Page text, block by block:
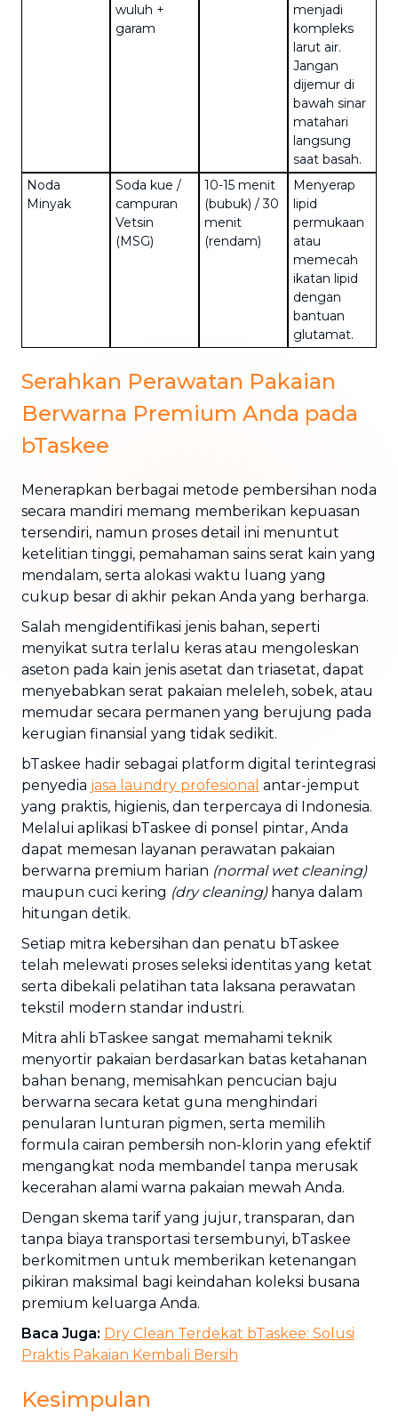
wuluh +
garam
menjadi
kompleks
larut air.
Jangan
dijemur di
bawah sinar
matahari
langsung
saat basah.
Noda
Minyak
Soda kue /
campuran
Vetsin
(MSG)
10-15 menit
(bubuk) / 30
menit
(rendam)
Menyerap
lipid
permukaan
atau
memecah
ikatan lipid
dengan
bantuan
glutamat.
Serahkan Perawatan Pakaian
Berwarna Premium Anda pada
bTaskee
Menerapkan berbagai metode pembersihan noda
secara mandiri memang memberikan kepuasan
tersendiri, namun proses detail ini menuntut
ketelitian tinggi, pemahaman sains serat kain yang
mendalam, serta alokasi waktu luang yang
cukup besar di akhir pekan Anda yang berharga.
Salah mengidentifikasi jenis bahan, seperti
menyikat sutra terlalu keras atau mengoleskan
aseton pada kain jenis asetat dan triasetat, dapat
menyebabkan serat pakaian meleleh, sobek, atau
memudar secara permanen yang berujung pada
kerugian finansial yang tidak sedikit.
bTaskee hadir sebagai platform digital terintegrasi
penyedia jasa laundry profesional antar-jemput
yang praktis, higienis, dan terpercaya di Indonesia.
Melalui aplikasi bTaskee di ponsel pintar, Anda
dapat memesan layanan perawatan pakaian
berwarna premium harian (normal wet cleaning)
maupun cuci kering (dry cleaning) hanya dalam
hitungan detik.
Setiap mitra kebersihan dan penatu bTaskee
telah melewati proses seleksi identitas yang ketat
serta dibekali pelatihan tata laksana perawatan
tekstil modern standar industri.
Mitra ahli bTaskee sangat memahami teknik
menyortir pakaian berdasarkan batas ketahanan
bahan benang, memisahkan pencucian baju
berwarna secara ketat guna menghindari
penularan lunturan pigmen, serta memilih
formula cairan pembersih non-klorin yang efektif
mengangkat noda membandel tanpa merusak
kecerahan alami warna pakaian mewah Anda.
Dengan skema tarif yang jujur, transparan, dan
tanpa biaya transportasi tersembunyi, bTaskee
berkomitmen untuk memberikan ketenangan
pikiran maksimal bagi keindahan koleksi busana
premium keluarga Anda.
Baca Juga: Dry Clean Terdekat bTaskee: Solusi
Praktis Pakaian Kembali Bersih
Kesimpulan